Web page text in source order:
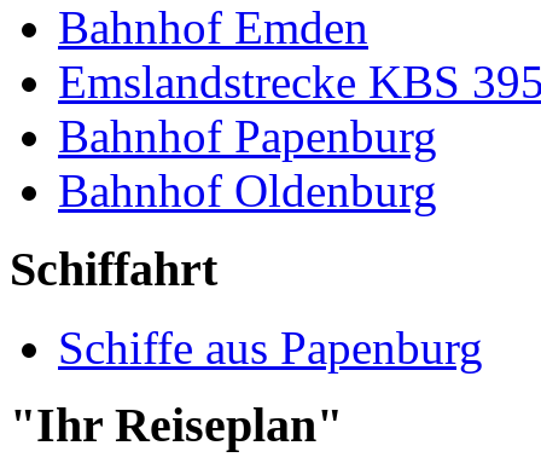
Bahnhof Emden
Emslandstrecke KBS
Bahnhof Papenburg
Bahnhof Oldenburg
Schiffahrt
Schiffe aus Papenburg
"Ihr Reiseplan"